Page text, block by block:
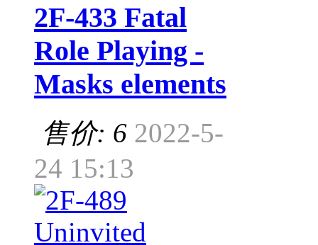
2F-433 Fatal
Role Playing -
Masks elements
售价: 6 2022-5-
24 15:13